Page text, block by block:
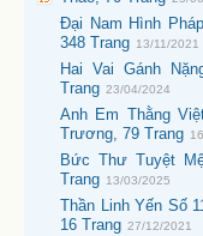
Đại Nam Hình
348 Trang 13/11/2021
Hai Vai Gánh
Trang 23/04/2024
Anh Em Thằng
Trương, 79 Trang
Bức Thư Tuyệt
Trang 13/03/2025
Thần Linh Yến Số
16 Trang 27/12/2021